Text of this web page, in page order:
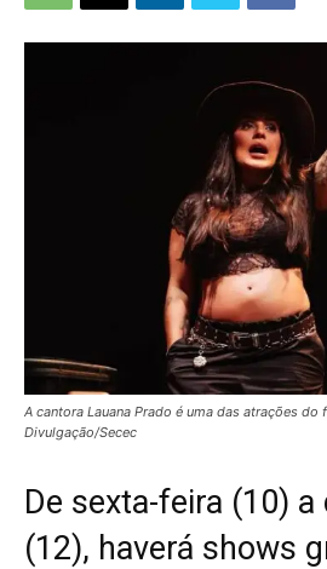
A cantora Lauana Prado é uma das atrações do
Divulgação/Secec
De sexta-feira (10)
(12), haverá shows